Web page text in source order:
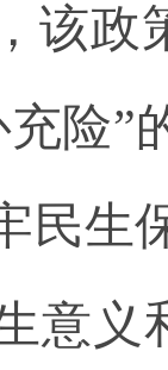
该政
险”
民生
意